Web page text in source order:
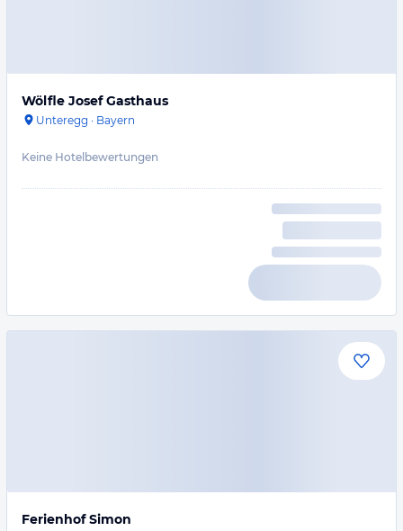
Wölfle Josef Gasthaus
Unteregg · Bayern
Keine Hotelbewertungen
Ferienhof Simon